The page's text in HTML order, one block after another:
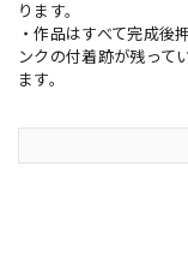
ります。
・作品はすべて完成後
ンクの付着跡が残って
ます。